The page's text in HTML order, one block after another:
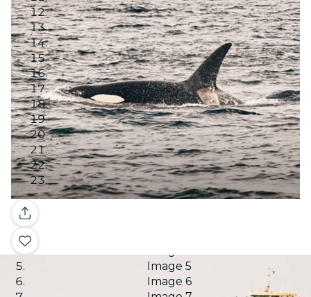
Galerie
Image 5
Image 6